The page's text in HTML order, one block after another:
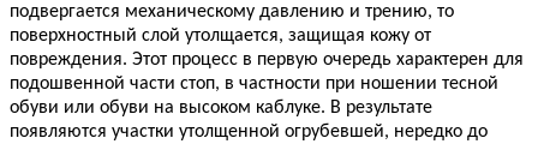
подвергается механическому давлению и трению, то
поверхностный слой утолщается, защищая кожу от
повреждения. Этот процесс в первую очередь характерен для
подошвенной части стоп, в частности при ношении тесной
обуви или обуви на высоком каблуке. В результате
появляются участки утолщенной огрубевшей, нередко до